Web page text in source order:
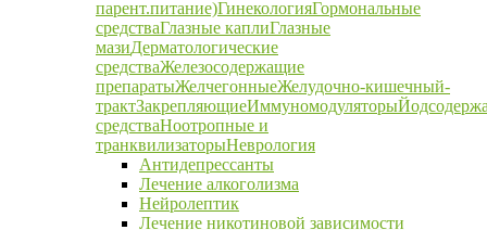
парент.питание)ГинекологияГормональные
средстваГлазные каплиГлазные
мазиДерматологические
средстваЖелезосодержащие
препаратыЖелчегонныеЖелудочно-кишечный-
трактЗакрепляющиеИммуномодуляторы
средстваНоотропные и
транквилизаторыНеврология
Антидепрессанты
Лечение алкоголизма
Нейролептик
Лечение никотиновой зависимости